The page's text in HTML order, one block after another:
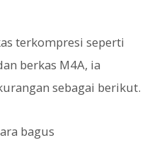
terkompresi seperti
berkas M4A, ia
sebagai berikut.
bagus